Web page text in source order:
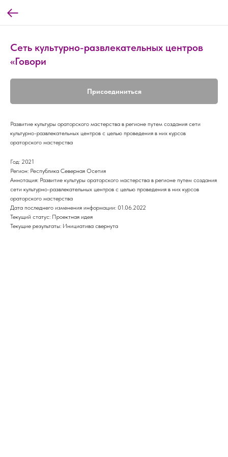
Сеть культурно-развлекательных центров
«Говори
Присоединиться
Развитие культуры ораторского мастерства в регионе путем создания сети
культурно-развлекательных центров с целью проведения в них курсов
ораторского мастерства
Год: 2021
Регион: Республика Северная Осетия
Аннотация: Развитие культуры ораторского мастерства в регионе путем создания
сети культурно-развлекательных центров с целью проведения в них курсов
ораторского мастерства
Дата последнего изменения информации: 01.06.2022
Текущий статус: Проектная идея
Текущие результаты: Инициатива свернута